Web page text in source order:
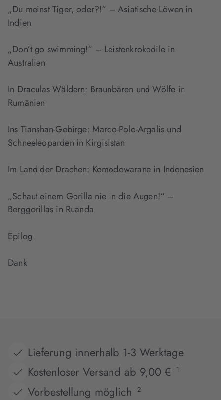
„Du meinst Tiger, oder?!“ – Asiatische Löwen in
Indien
„Don’t go swimming!“ – Leistenkrokodile in
Australien
In Draculas Wäldern: Braunbären und Wölfe in
Rumänien
Ins Tianshan-Gebirge: Marco-Polo-Argalis und
Schneeleoparden in Kirgisistan
Im Land der Drachen: Komodowarane in Indonesien
„Schaut einem Gorilla nie in die Augen!“ –
Berggorillas in Ruanda
Epilog
Dank
Lieferung innerhalb 1-3 Werktage
Kostenloser Versand ab 9,00 €
1
Vorbestellung möglich 2